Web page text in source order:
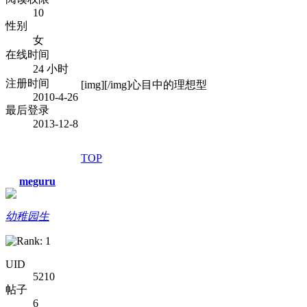
10
性别
女
在线时间
24 小时
注册时间
2010-4-26
最后登录
2013-12-8
[img][/img]心目中的理想型
TOP
meguru
幼稚园生
UID
5210
帖子
6